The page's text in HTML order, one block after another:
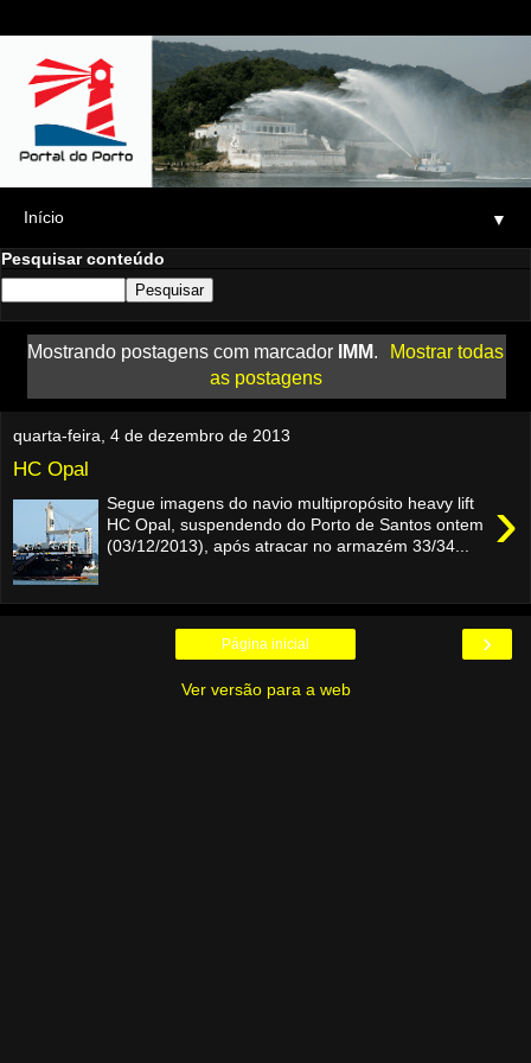
▼
Pesquisar conteúdo
Mostrando postagens com marcador IMM.
Mostrar todas
as postagens
quarta-feira, 4 de dezembro de 2013
HC Opal
›
Segue imagens do navio multipropósito heavy lift
HC Opal, suspendendo do Porto de Santos ontem
(03/12/2013), após atracar no armazém 33/34...
›
Página inicial
Ver versão para a web